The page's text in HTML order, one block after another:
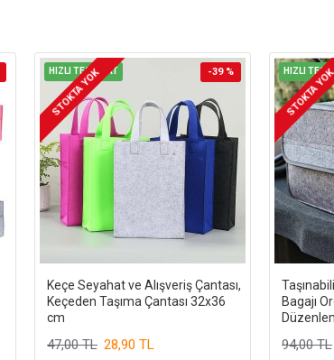
HIZLI TESLİMAT -39 %
STOKTA YOK
Keçe Seyahat ve Alışveriş Çantası,
Keçeden Taşıma Çantası 32x36
cm
28,90 TL
47,00 TL
HIZLI
STOKTA
Bagajı
94,00 TL